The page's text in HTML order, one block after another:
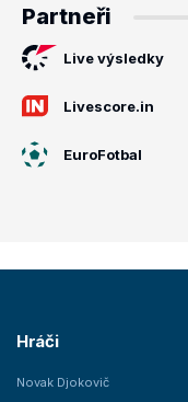
Partneři
Live výsledky
Livescore.in
EuroFotbal
Hráči
Novak Djokovič